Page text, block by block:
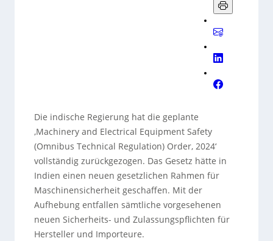
Die indische Regierung hat die geplante
‚Machinery and Electrical Equipment Safety
(Omnibus Technical Regulation) Order, 2024‘
vollständig zurückgezogen. Das Gesetz hätte in
Indien einen neuen gesetzlichen Rahmen für
Maschinensicherheit geschaffen. Mit der
Aufhebung entfallen sämtliche vorgesehenen
neuen Sicherheits- und Zulassungspflichten für
Hersteller und Importeure.